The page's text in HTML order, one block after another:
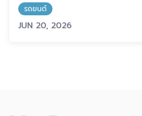
รถยนต์
JUN 20, 2026